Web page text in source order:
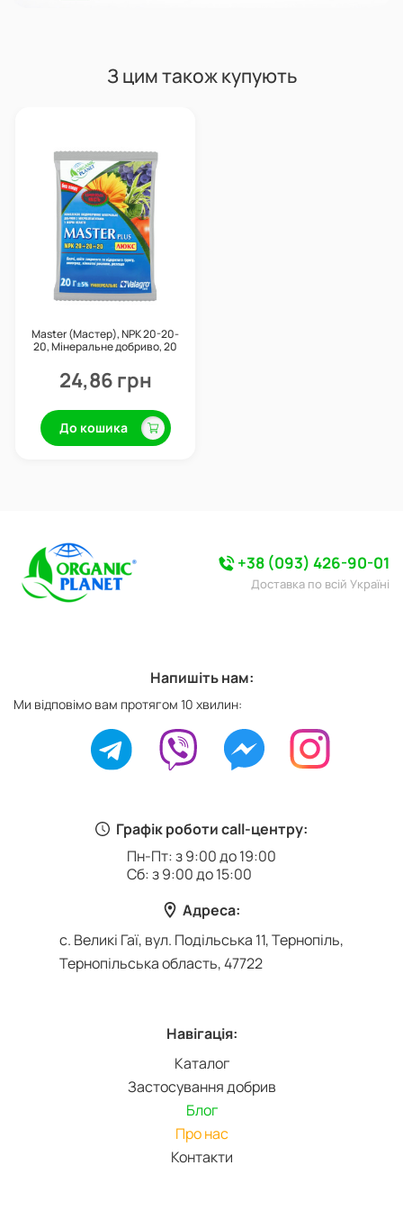
З цим також купують
Master (Мастер), NPK 20-20-
20, Мінеральне добриво, 20
24,86 грн
До кошика
+38 (093) 426-90-01
Доставка по всій Україні
Графік роботи call-центру:
Пн-Пт: з 9:00 до 19:00
Сб: з 9:00 до 15:00
Адреса:
с. Великі Гаї, вул. Подільська 11, Тернопіль,
Тернопільська область, 47722
Навігація:
Каталог
Застосування добрив
Блог
Про нас
Контакти
Напишіть нам:
Ми відповімо вам протягом 10 хвилин: